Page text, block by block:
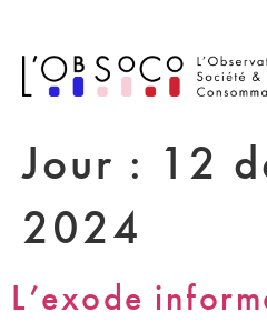
Jour : 12
2024
L’exode